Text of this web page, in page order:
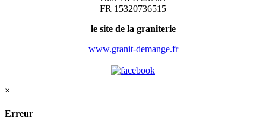
FR 15320736515
le site de la graniterie
www.granit-demange.fr
×
Erreur